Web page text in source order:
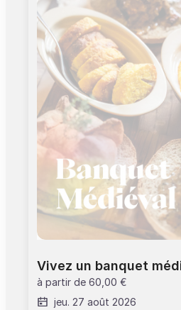
gratuité d'entrée dans les
monuments de Toulouse et
dans la boutique avec le
5% en librairie). Pass
ce billet, merci de vous
site.
Vivez un banquet
à partir de 60,00 €
jeu. 27 août 2026